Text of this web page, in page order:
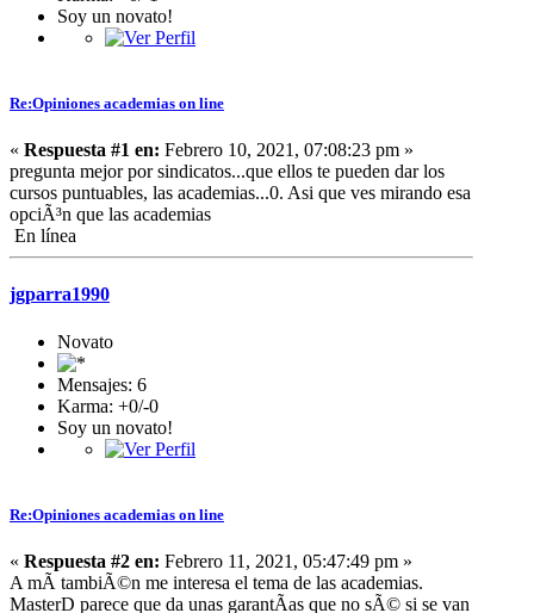
Soy un novato!
Re:Opiniones academias on line
« Respuesta #1 en: Febrero 10, 2021, 07:08:23 pm »
pregunta mejor por sindicatos...que ellos te pueden dar los
cursos puntuables, las academias...0. Asi que ves mirando esa
opciÃ³n que las academias
En línea
jgparra1990
Novato
Mensajes: 6
Karma: +0/-0
Soy un novato!
Re:Opiniones academias on line
« Respuesta #2 en: Febrero 11, 2021, 05:47:49 pm »
A mÃ­ tambiÃ©n me interesa el tema de las academias.
MasterD parece que da unas garantÃ­as que no sÃ© si se van